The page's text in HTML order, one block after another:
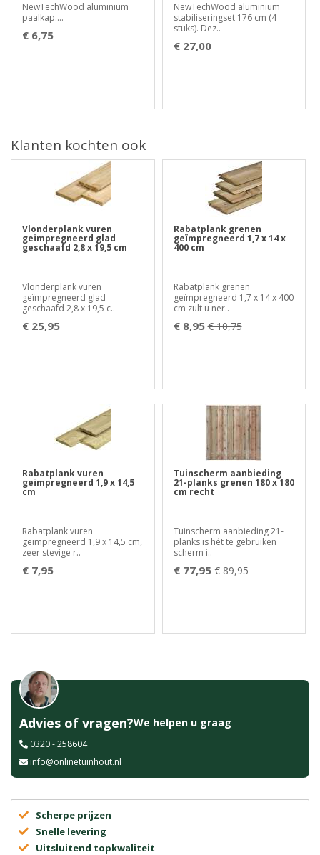
NewTechWood aluminium
paalkap....
€ 6,75
NewTechWood aluminium
stabiliseringset 176 cm (4
stuks). Dez..
€ 27,00
Klanten kochten ook
Vlonderplank vuren
geïmpregneerd glad
geschaafd 2,8 x 19,5 cm
Vlonderplank vuren
geïmpregneerd glad
geschaafd 2,8 x 19,5 c..
€ 25,95
Rabatplank grenen
geïmpregneerd 1,7 x 14 x
400 cm
Rabatplank grenen
geïmpregneerd 1,7 x 14 x 400
cm zult u ner..
€ 8,95 € 10,75
Rabatplank vuren
geïmpregneerd 1,9 x 14,5
cm
Rabatplank vuren
geïmpregneerd 1,9 x 14,5 cm,
zeer stevige r..
€ 7,95
Tuinscherm aanbieding
21-planks grenen 180 x 180
cm recht
Tuinscherm aanbieding 21-
planks is hét te gebruiken
scherm i..
€ 77,95 € 89,95
Advies of vragen?We helpen u graag
0320 - 258604
info@onlinetuinhout.nl
Scherpe prijzen
Snelle levering
Uitsluitend topkwaliteit